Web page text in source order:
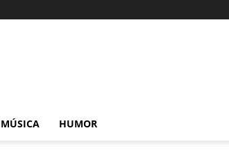
MÚSICA HUMOR